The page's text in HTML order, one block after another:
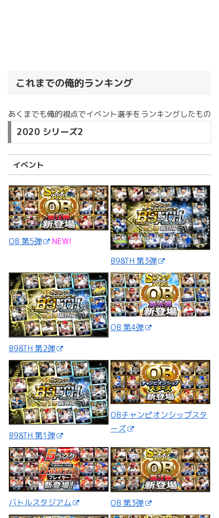
これまでの俺的ランキング
あくまでも俺的視点でイベント選手をランキングしたもの
2020 シリーズ2
イベント
OB 第5弾
NEW!
B9&TH 第3弾
B9&TH 第2弾
OB 第4弾
B9&TH 第1弾
OBチャンピオンシップスタ
ーズ
バトルスタジアム OB 第3弾